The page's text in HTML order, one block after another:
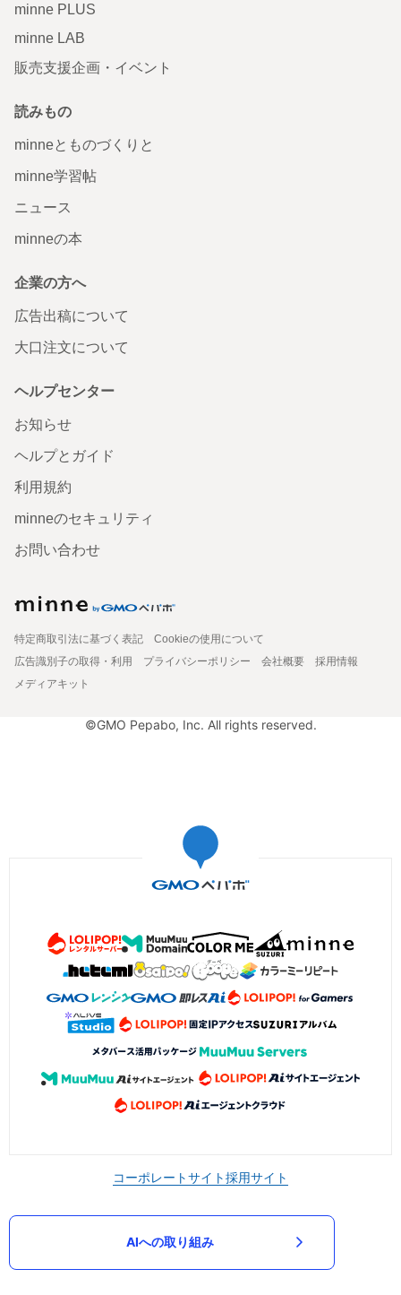
minne PLUS
minne LAB
販売支援企画・イベント
読みもの
minneとものづくりと
minne学習帖
ニュース
minneの本
企業の方へ
広告出稿について
大口注文について
ヘルプセンター
お知らせ
ヘルプとガイド
利用規約
minneのセキュリティ
お問い合わせ
特定商取引法に基づく表記
Cookieの使用について
広告識別子の取得・利用
プライバシーポリシー 会社概要
採用情報
メディアキット
©GMO Pepabo, Inc. All rights reserved.
コーポレートサイト採用サイト
AIへの取り組み